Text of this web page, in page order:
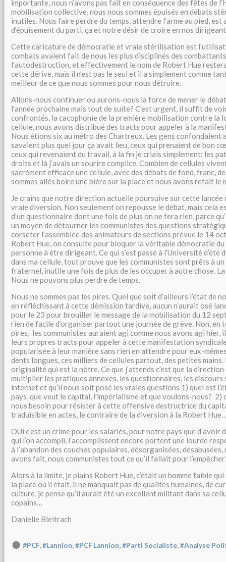
importante, nous n’avons pas fait en conséquence des fêtes de
mobilisation collective, nous nous sommes épuisés en débats
inutiles. Nous faire perdre du temps, attendre l’arme au pied, est
d’épuisement du parti, ça et notre désir de croire en nos
Cette caricature de démocratie et vraie stérilisation est
combats avaient fait de nous les plus disciplinés des
l’autodestruction, et effectivement le nom de Robert Hue
cette dérive, mais il n’est pas le seul et il a simplement comme
meilleur de ce que nous sommes pour nous détruire.
Allons-nous continuer ou aurons-nous la force de mener le débat
l’année prochaine mais tout de suite? C’est urgent, il suffit de
confrontés, la cacophonie de la première mobilisation contre la
cellule, nous avons distribué des tracts pour appeler à la
Nous étions six au métro des Chartreux. Les gens confondaient
savaient plus quel jour ça avait lieu, ceux qui prenaient de bon
ceux qui revenaient du travail, à la fin je criais simplement: les
droits et là j’avais un sourire complice. Combien de cellules
sacrément efficace une cellule, avec des débats de fond, franc,
sommes allés boire une bière sur la place et nous avons refait le
Je crains que notre direction actuelle poursuive sur cette lancée
vraie diversion. Non seulement on repousse le débat, mais cela
d’un questionnaire dont une fois de plus on ne fera rien, parce
un moyen de détourner les communistes des questions
corseter l’assemblée des animateurs de sections prévue le 14
Robert Hue, on consulte pour bloquer la véritable démocratie du
personne à être dirigeant. Ce qui s’est passé à l’Université d’été
dans ma cellule, tout prouve que les communistes sont prêts à
fraternel, inutile une fois de plus de les occuper à autre chose.
Nous ne pouvons plus perdre de temps.
Nous ne sommes pas les pires. Quel que soit d’ailleurs l’état de
en réfléchissant à cette démission tardive, aucun n’aurait osé
pour le 23 pour brouiller le message de la mobilisation du 12
rien de facile d’organiser partout une journée de grève. Non, en
pires, les communistes auraient agi comme nous avons agi hier,
leurs propres tracts pour appeler à cette manifestation
popularisée à leur manière sans rien en attendre pour eux-
dents longues, ces milliers de cellules partout, des petites
originalité qui est la nôtre. Ce que j’attends c’est que la
multiplier les pratiques annexes, les questionnaires, les discours
internet et qu’il nous soit posé les vraies questions 1) quel est
pays, que veut le capital, l’impérialisme et que voulons-nous? 2)
nous besoin pour résister à cette offensive destructrice du
traduisible en actes, le contraire de la diversion à la Robert
OUi c’est un crime pour les salariés, pour notre pays que
qui l’on accompli, l’accomplissent encore portent une lourde
à l’abandon des couches populaires, désorganisées,
avons fait, nous communistes tout ce qu’il fallait pour
Alors à la limite, je plains Robert Hue, c’était un homme faible qui
la place où il était, il ne manquait pas de qualités humaines, de
culture, je pense qu’il aurait été un excellent militant dans sa
copains…
Danielle Bleitrach
#PCF,#Lannion,#PCF Lannion,#Parti Socialiste,#Analyse